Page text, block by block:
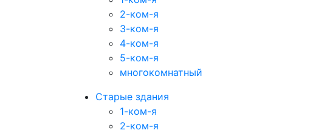
2-ком-я
3-ком-я
4-ком-я
5-ком-я
многокомнатный
Старые здания
1-ком-я
2-ком-я